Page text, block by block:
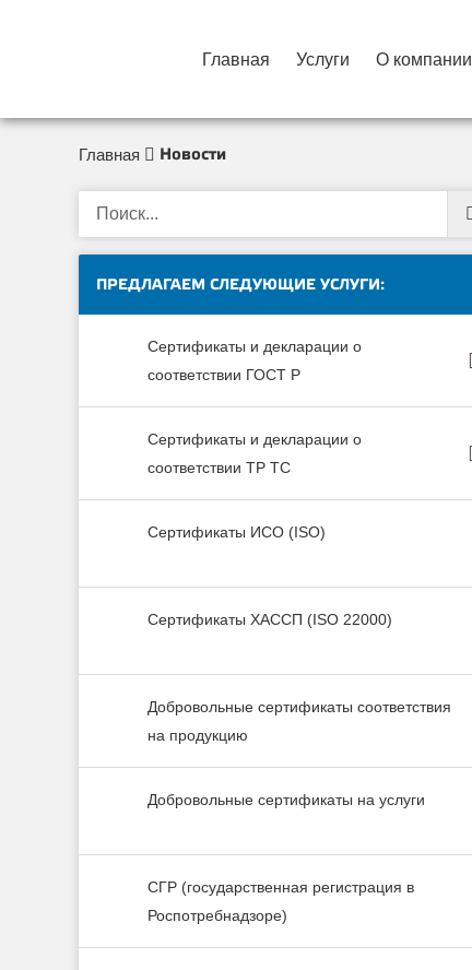
Главная Услуги О компании
Главная Новости
ПРЕДЛАГАЕМ СЛЕДУЮЩИЕ УСЛУГИ:
Сертификаты и декларации о
соответствии ГОСТ Р
Сертификаты и декларации о
соответствии ТР ТС
Сертификаты ИСО (ISO)
Сертификаты ХАССП (ISO 22000)
Добровольные сертификаты соответствия
на продукцию
Добровольные сертификаты на услуги
СГР (государственная регистрация в
Роспотребнадзоре)